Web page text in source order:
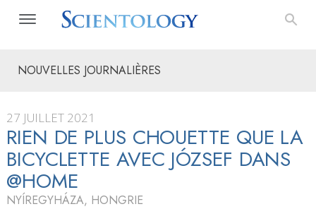
NOUVELLES JOURNALIÈRES
27 JUILLET 2021
RIEN DE PLUS CHOUETTE QUE LA
BICYCLETTE AVEC JÓZSEF DANS
@HOME
NYÍREGYHÁZA, HONGRIE